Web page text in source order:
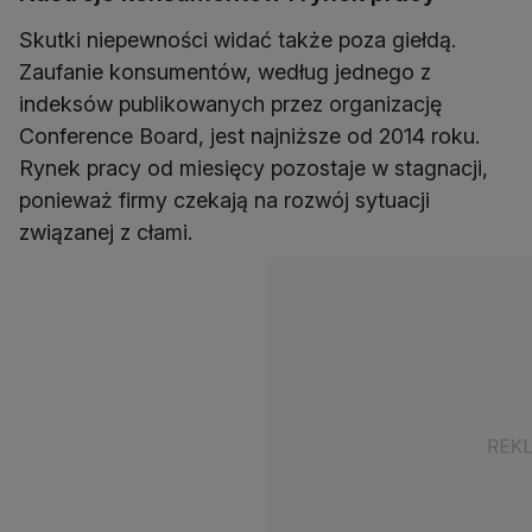
Skutki niepewności widać także poza giełdą.
Zaufanie konsumentów, według jednego z
indeksów publikowanych przez organizację
Conference Board, jest najniższe od 2014 roku.
Rynek pracy od miesięcy pozostaje w stagnacji,
ponieważ firmy czekają na rozwój sytuacji
związanej z cłami.